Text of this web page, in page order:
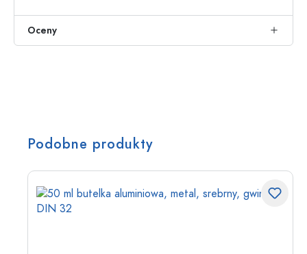
Oceny
Podobne produkty